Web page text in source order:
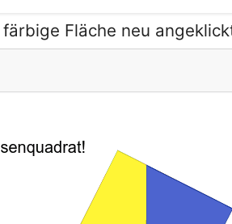
Fläche neu